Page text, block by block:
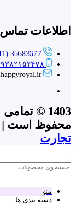
اطلاعات تماس
36683677 (041)
1403 ©
محفوظ است |
تجارت
منو
دسته بندی ها